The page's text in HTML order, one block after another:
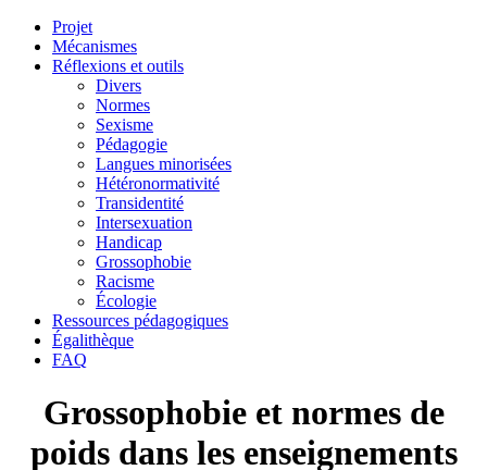
Projet
Mécanismes
Réflexions et outils
Divers
Normes
Sexisme
Pédagogie
Langues minorisées
Hétéronormativité
Transidentité
Intersexuation
Handicap
Grossophobie
Racisme
Écologie
Ressources pédagogiques
Égalithèque
FAQ
Grossophobie et normes de
poids dans les enseignements